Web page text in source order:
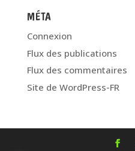
MÉTA
Connexion
Flux des publications
Flux des commentaires
Site de WordPress-FR